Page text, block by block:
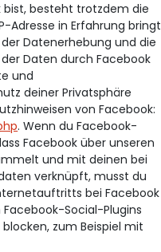
bist, besteht trotzdem die
Adresse in Erfahrung bringt
Datenerhebung und die
Daten durch Facebook
und
deiner Privatsphäre
von Facebook:
. Wenn du Facebook-
Facebook über unseren
und mit deinen bei
verknüpft, musst du
bei Facebook
Social-Plugins
zum Beispiel mit